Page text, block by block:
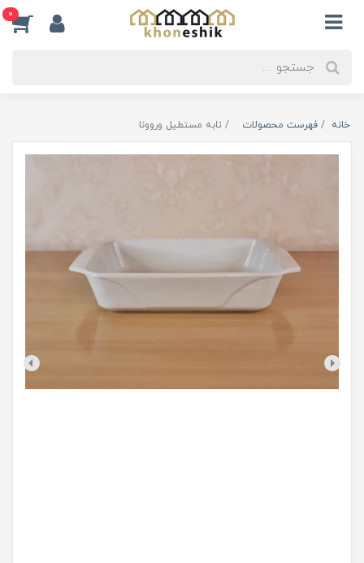
0
خانه فهرست محصولات تابه مستطیل وروونا